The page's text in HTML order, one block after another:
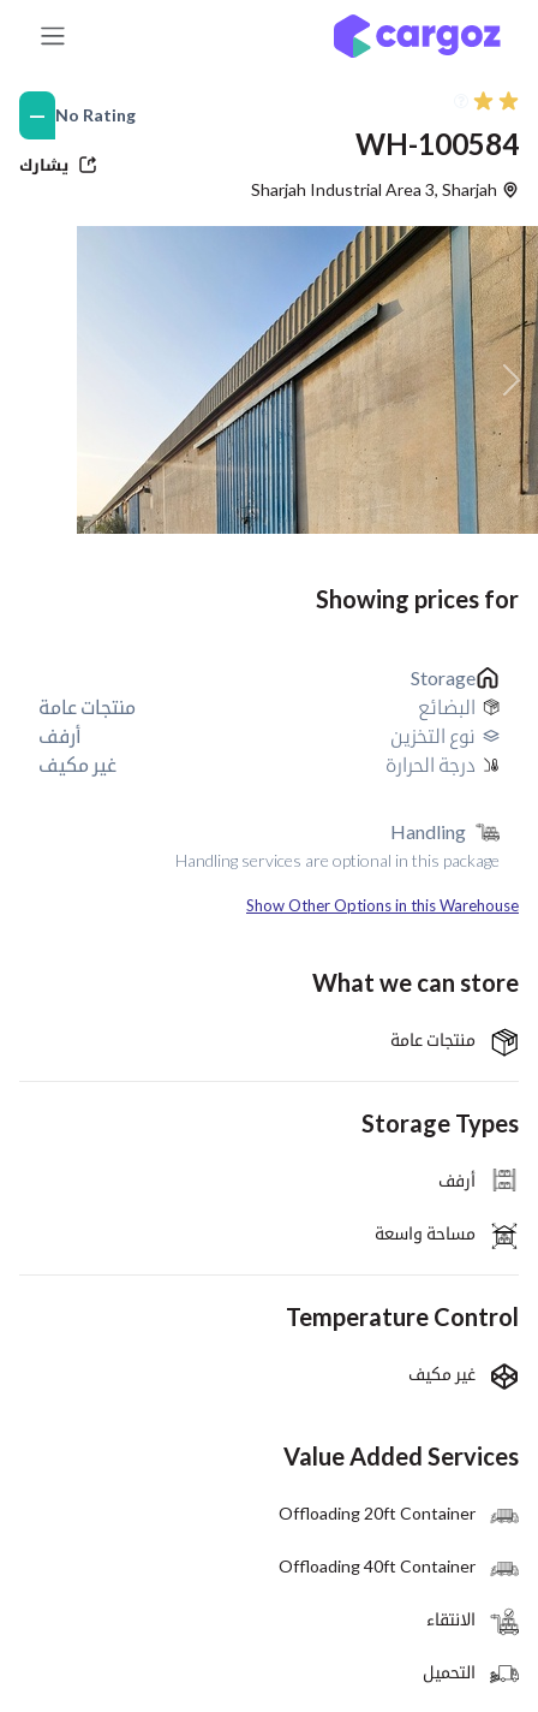
تخطي للذهاب إلى المحتوى
WH-100584
Sharjah Industrial Area 3, Sharjah
No Rating
—
يشارك
Previous
Showing prices for
Storage
البضائع
منتجات عامة
نوع التخزين
أرفف
درجة الحرارة
غير مكيف
Handling
Handling services are optional in this package
Show Other Options in this Warehouse
What we can store
منتجات عامة
Storage Types
أرفف
مساحة واسعة
Temperature Control
غير مكيف
Value Added Services
Offloading 20ft Container
Offloading 40ft Container
الانتقاء
التحميل